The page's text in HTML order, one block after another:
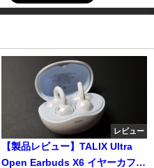
レビュー
【製品レビュー】TALIX Ultra
Open Earbuds X6 イヤーカフ型